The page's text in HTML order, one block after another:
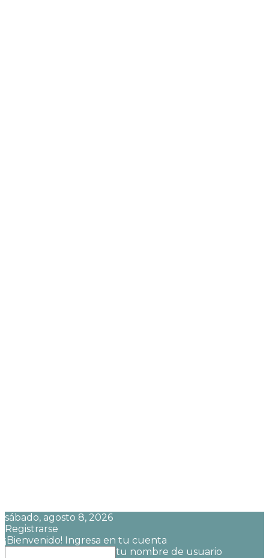
sábado, agosto 8, 2026
Registrarse
¡Bienvenido! Ingresa en tu cuenta
tu nombre de usuario